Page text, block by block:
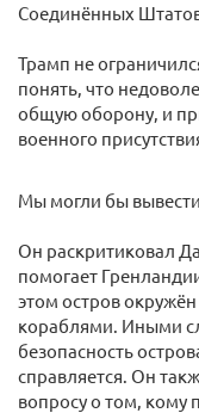
Соединённых
Трамп не
понять, что
общую оборону, и
военного
Мы могли бы
Он раскритиковал
помогает
этом остров
кораблями. Иными
безопасность
справляется. Он
вопросу о том, кому